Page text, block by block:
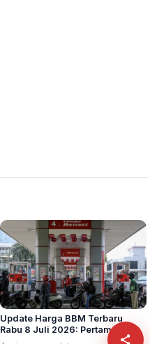
Update Harga BBM Terbaru
Rabu 8 Juli 2026: Pertamax
Turbo, Dexlite, dan Pertamina